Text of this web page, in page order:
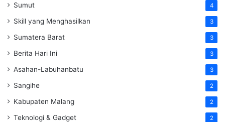
Sumut 4
Skill yang Menghasilkan 3
Sumatera Barat 3
Berita Hari Ini 3
Asahan-Labuhanbatu 3
Sangihe 2
Kabupaten Malang 2
Teknologi & Gadget 2